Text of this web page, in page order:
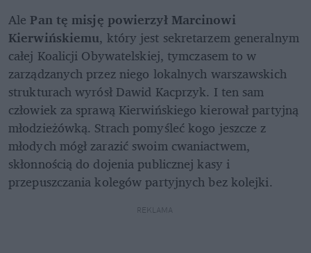
Ale Pan tę misję powierzył Marcinowi
Kierwińskiemu, który jest sekretarzem generalnym
całej Koalicji Obywatelskiej, tymczasem to w
zarządzanych przez niego lokalnych warszawskich
strukturach wyrósł Dawid Kacprzyk. I ten sam
człowiek za sprawą Kierwińskiego kierował partyjną
młodzieżówką. Strach pomyśleć kogo jeszcze z
młodych mógł zarazić swoim cwaniactwem,
skłonnością do dojenia publicznej kasy i
przepuszczania kolegów partyjnych bez kolejki.
REKLAMA